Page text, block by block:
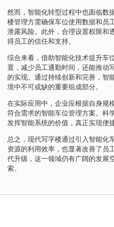
然而，智能化转型过程中也面临数
楼管理方需确保车位使用数据和员
泄露风险。此外，合理设置权限和
得员工的信任和支持。
综合来看，借助智能化技术提升车
置，减少员工通勤时间，还能推动
的实现。通过持续创新和完善，智
境中不可或缺的重要组成部分。
在实际应用中，企业应根据自身规
符合需求的智能车位管理方案。科
发挥智能系统的价值，真正实现便
总之，现代写字楼通过引入智能化
资源的利用效率，也显著改善了员
代升级，这一领域仍有广阔的发展
索。